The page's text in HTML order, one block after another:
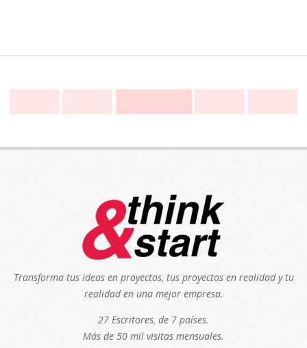
Transforma tus ideas en proyectos, tus proyectos en realidad y tu
realidad en una mejor empresa.
27 Escritores, de 7 países.
Más de 50 mil visitas mensuales.